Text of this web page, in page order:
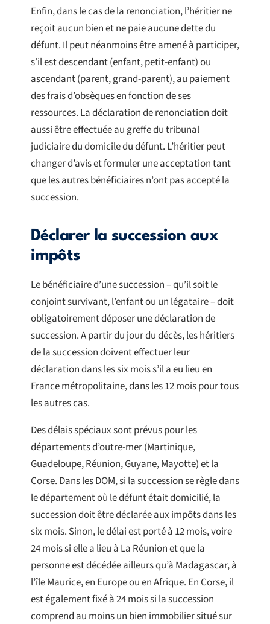
Enfin, dans le cas de la renonciation, l’héritier ne
reçoit aucun bien et ne paie aucune dette du
défunt. Il peut néanmoins être amené à participer,
s’il est descendant (enfant, petit-enfant) ou
ascendant (parent, grand-parent), au paiement
des frais d’obsèques en fonction de ses
ressources. La déclaration de renonciation doit
aussi être effectuée au greffe du tribunal
judiciaire du domicile du défunt. L’héritier peut
changer d’avis et formuler une acceptation tant
que les autres bénéficiaires n’ont pas accepté la
succession.
Déclarer la succession aux
impôts
Le bénéficiaire d’une succession – qu’il soit le
conjoint survivant, l’enfant ou un légataire – doit
obligatoirement déposer une déclaration de
succession. A partir du jour du décès, les héritiers
de la succession doivent effectuer leur
déclaration dans les six mois s’il a eu lieu en
France métropolitaine, dans les 12 mois pour tous
les autres cas.
Des délais spéciaux sont prévus pour les
départements d’outre-mer (Martinique,
Guadeloupe, Réunion, Guyane, Mayotte) et la
Corse. Dans les DOM, si la succession se règle dans
le département où le défunt était domicilié, la
succession doit être déclarée aux impôts dans les
six mois. Sinon, le délai est porté à 12 mois, voire
24 mois si elle a lieu à La Réunion et que la
personne est décédée ailleurs qu’à Madagascar, à
l’île Maurice, en Europe ou en Afrique. En Corse, il
est également fixé à 24 mois si la succession
comprend au moins un bien immobilier situé sur